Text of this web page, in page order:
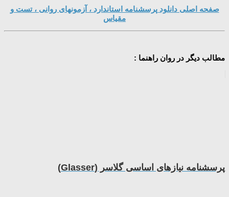
صفحه اصلی دانلود پرسشنامه استاندارد ، آزمونهای روانی ، تست و
مقیاس
مطالب دیگر در روان راهنما :
پرسشنامه نیازهای اساسی گلاسر (Glasser)